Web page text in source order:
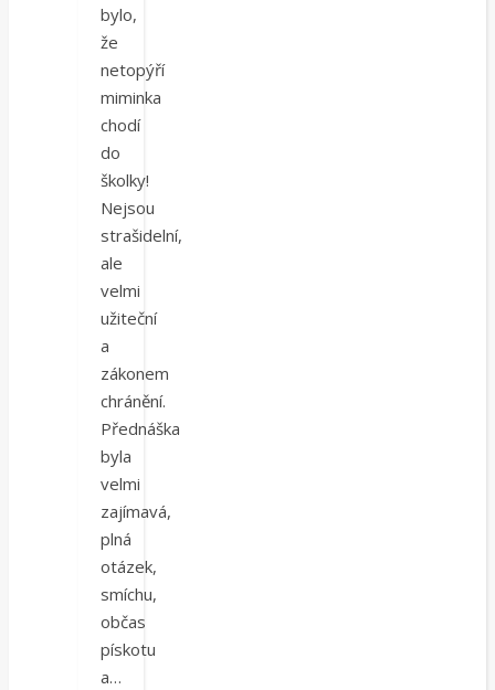
bylo,
že
netopýří
miminka
chodí
do
školky!
Nejsou
strašidelní,
ale
velmi
užiteční
a
zákonem
chránění.
Přednáška
byla
velmi
zajímavá,
plná
otázek,
smíchu,
občas
pískotu
a…